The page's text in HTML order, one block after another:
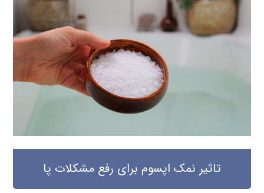
تاثیر نمک اپسوم برای رفع مشکلات پا